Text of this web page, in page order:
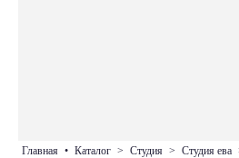
главная • каталог > студия > студия ева